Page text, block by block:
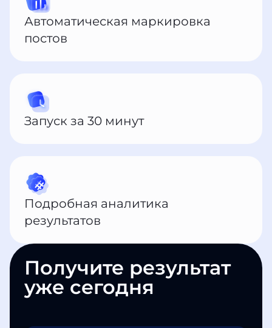
Автоматическая маркировка
постов
Запуск за 30 минут
Подробная аналитика
результатов
Получите результат
уже сегодня